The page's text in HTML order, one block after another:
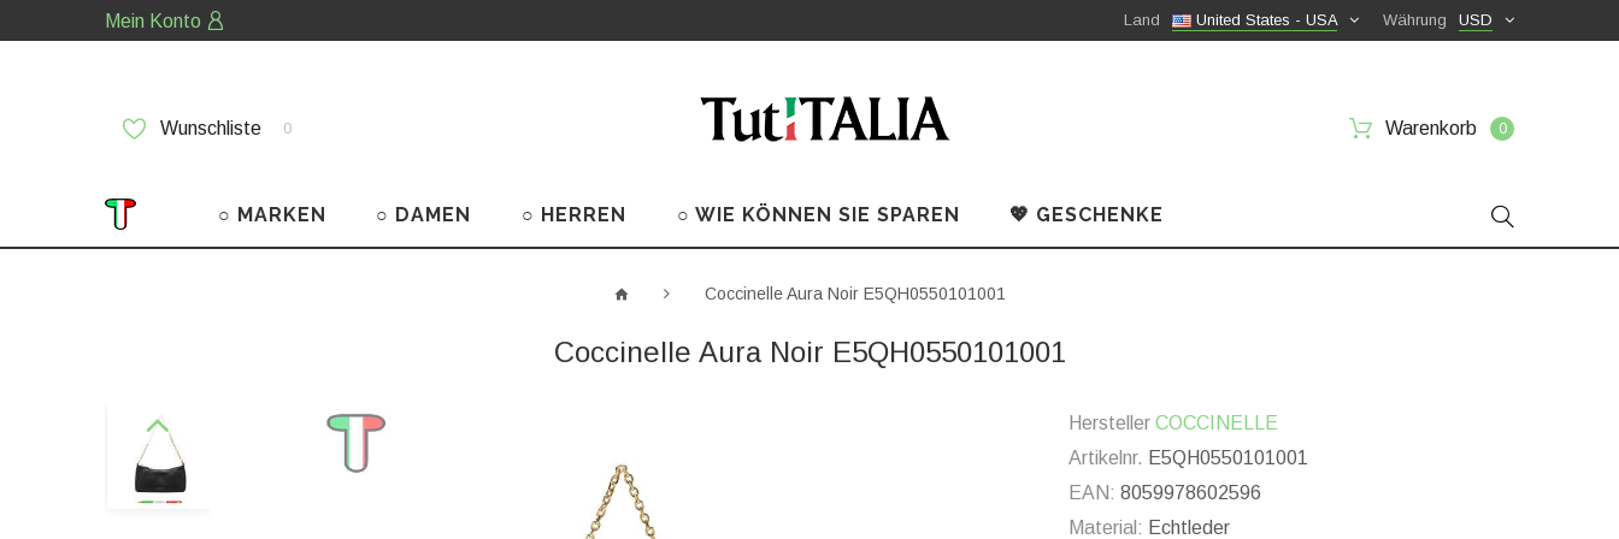
Mein Konto USD
Währung
United States - USA
Land
Wunschliste 0 Warenkorb 0
○ MARKEN ○ DAMEN ○ HERREN ○ WIE KÖNNEN SIE SPAREN 💖 GESCHENKE
Coccinelle Aura Noir E5QH0550101001
Coccinelle Aura Noir E5QH0550101001
Hersteller COCCINELLE
Artikelnr. E5QH0550101001
EAN: 8059978602596
Material: Echtleder